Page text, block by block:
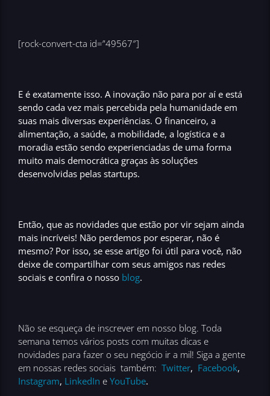
[rock-convert-cta id=”49567″]
E é exatamente isso. Ainovação não para por aí e está
sendo cada vez mais percebida pela humanidade em
suas mais diversas experiências. O financeiro, a
alimentação, a saúde, a mobilidade, a logística e a
moradia estão sendo experienciadas de uma forma
muito mais democrática graças às soluções
desenvolvidas pelas startups.
Então, que as novidades que estão por vir sejam ainda
mais incríveis! Não perdemos por esperar, não é
mesmo? Por isso, se esse artigo foi útil para você, não
deixe de compartilhar com seus amigos nas redes
sociais e confira o nosso blog.
Não se esqueça de inscrever em nosso blog. Toda
semana temos vários posts com muitas dicas e
novidades para fazer o seu negócio ir a mil! Siga a gente
em nossas redes sociais também: Twitter, Facebook,
Instagram, LinkedIn e YouTube.